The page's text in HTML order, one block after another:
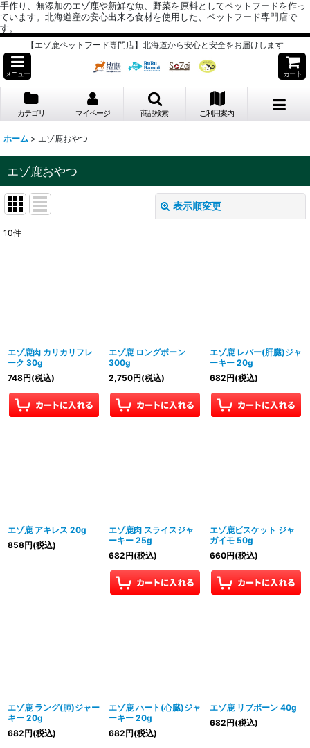
手作り、無添加のエゾ鹿や新鮮な魚、野菜を原料としてペットフードを作っ
ています。北海道産の安心出来る食材を使用した、ペットフード専門店で
す。
【エゾ鹿ペットフード専門店】北海道から安心と安全をお届けします
メニュー カート
カテゴリ マイページ 商品検索 ご利用案内
ホーム > エゾ鹿おやつ
エゾ鹿おやつ
表示順変更
10件
エゾ鹿肉 カリカリフレ
ーク 30g
748円(税込)
エゾ鹿 ロングボーン
300g
2,750円(税込)
エゾ鹿 レバー(肝臓)ジャ
ーキー 20g
682円(税込)
エゾ鹿 アキレス 20g
858円(税込)
エゾ鹿肉 スライスジャ
ーキー 25g
682円(税込)
エゾ鹿ビスケット ジャ
ガイモ 50g
660円(税込)
エゾ鹿 ラング(肺)ジャー
キー 20g
682円(税込)
エゾ鹿 ハート(心臓)ジャ
ーキー 20g
682円(税込)
エゾ鹿 リブボーン 40g
682円(税込)